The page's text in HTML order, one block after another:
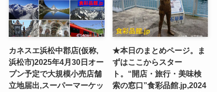
カネスエ浜松中郡店(仮称,
浜松市)2025年4月30日オー
プン予定で大規模小売店舗
立地届出,スーパーマーケッ
★本日のまとめページ。ま
ずはここからスター
ト。“開店・旅行・美味検
索の窓口”食彩品館.jp,2024